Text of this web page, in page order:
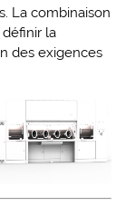
La combinaison
la
des exigences